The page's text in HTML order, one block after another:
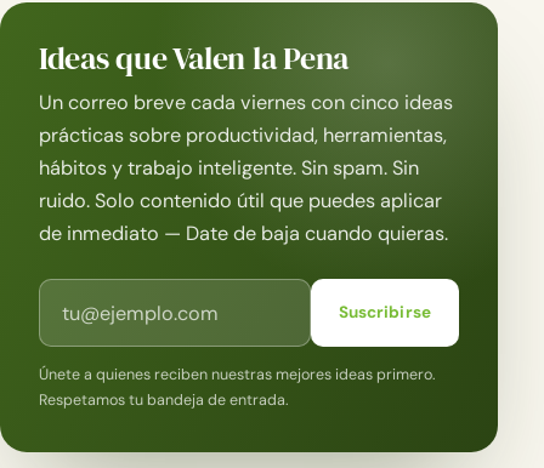
Ideas que Valen la Pena
Un correo breve cada viernes con cinco ideas
prácticas sobre productividad, herramientas,
hábitos y trabajo inteligente. Sin spam. Sin
ruido. Solo contenido útil que puedes aplicar
de inmediato — Date de baja cuando quieras.
Correo electrónico
Suscribirse
Únete a quienes reciben nuestras mejores ideas primero.
Respetamos tu bandeja de entrada.